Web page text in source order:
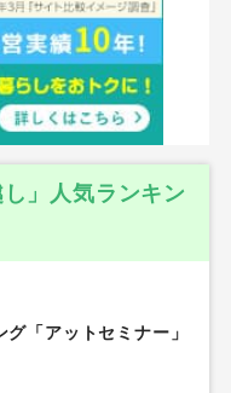
」人気ランキン
「アットセミナー」